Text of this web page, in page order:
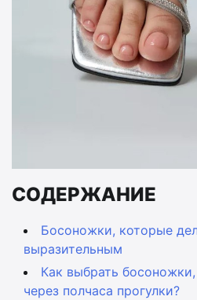
СОДЕРЖАНИЕ
Босоножки, которые
выразительным
Как выбрать
через полчаса прогулки?